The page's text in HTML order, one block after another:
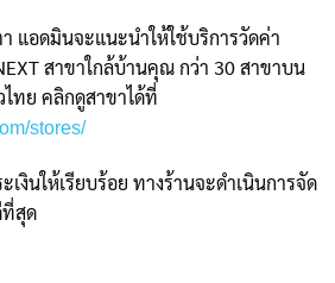
แอดมินจะแนะนำให้ใช้บริการวัดค่า
สาขาใกล้บ้านคุณ กว่า 30 สาขาบน
ทย คลิกดูสาขาได้ที่
stores/
งินให้เรียบร้อย ทางร้านจะดำเนินการจัด
สุด